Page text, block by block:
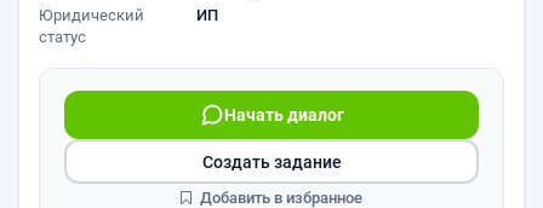
Юридический
статус
ИП
Начать диалог
Создать задание
Добавить в избранное